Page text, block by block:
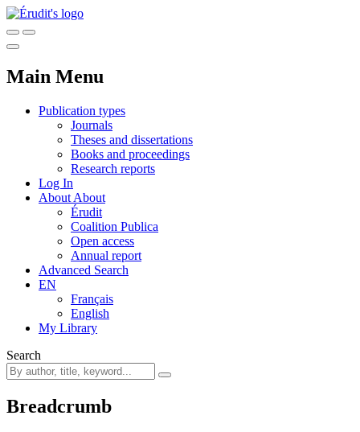
Main Menu
Publication types
Journals
Theses and dissertations
Books and proceedings
Research reports
Log In
About About
Érudit
Coalition Publica
Open access
Annual report
Advanced Search
EN
Français
English
My Library
Search
Breadcrumb